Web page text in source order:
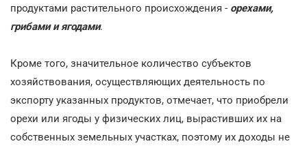
продуктами растительного происхождения - орехами,
грибами и ягодами.
Кроме того, значительное количество субъектов
хозяйствования, осуществляющих деятельность по
экспорту указанных продуктов, отмечает, что приобрели
орехи или ягоды у физических лиц, вырастивших их на
собственных земельных участках, поэтому их доходы не